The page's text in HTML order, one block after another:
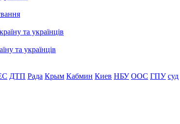
та українців
ДТП Рада Крым Кабмин Киев НБУ ООС ГПУ суд